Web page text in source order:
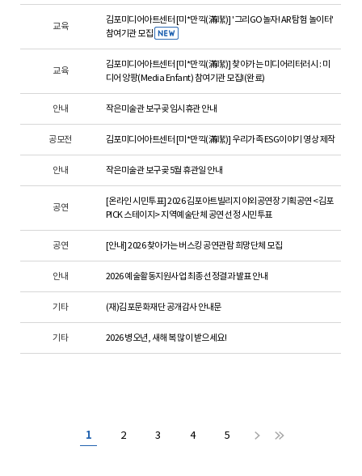
교육
김포미디어아트센터 [미*만끽(滿噄)] '그리GO놀자! AR 탐험 놀이터'
참여기관 모집
교육
김포미디어아트센터 [미*만끽(滿噄)] 찾아가는 미디어리터러시 : 미
디어 앙팡(Media Enfant) 참여기관 모집!(완료)
안내 작은미술관 보구곶 임시휴관 안내
공모전 김포미디어아트센터 [미*만끽(滿噄)] 우리가족 ESG이야기 영상 제작
안내 작은미술관 보구곶 5월 휴관일 안내
공연
[온라인 시민투표] 2026 김포아트빌리지 야외공연장 기획공연 <김포
PICK 스테이지> 지역예술단체 공연 선정 시민투표
공연 [안내] 2026 찾아가는 버스킹 공연관람 희망단체 모집
안내 2026 예술활동지원사업 최종 선정결과 발표 안내
기타 (재)김포문화재단 공개감사 안내문
기타 2026 병오년, 새해 복 많이 받으세요!
1 2 3 4 5